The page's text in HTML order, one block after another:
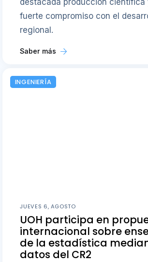
fuerte compromiso con el
regional.
Saber más
INGENIERÍA
JUEVES 6, AGOSTO
UOH participa en
internacional sobre
de la estadística
datos del CR2